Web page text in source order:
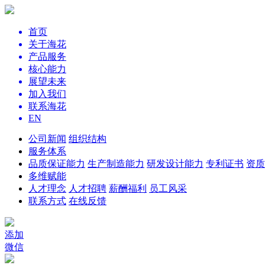
首页
关于海花
产品服务
核心能力
展望未来
加入我们
联系海花
EN
公司新闻 组织结构
服务体系
品质保证能力 生产制造能力 研发设计能力 专利证书 资
多维赋能
人才理念 人才招聘 薪酬福利
员工风采
联系方式 在线反馈
添加
微信